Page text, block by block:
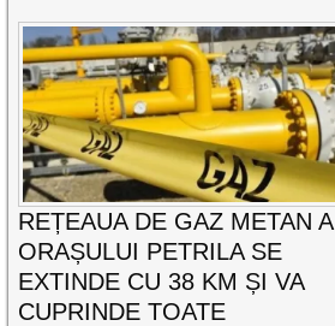
REȚEAUA DE GAZ METAN A
ORAȘULUI PETRILA SE
EXTINDE CU 38 KM ȘI VA
CUPRINDE TOATE